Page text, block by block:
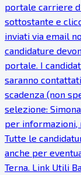
portale carriere
sottostante e
inviati via email
candidature
portale. I
saranno
scadenza (non
selezione:
per informazioni,
Tutte le
anche per
Terna. Link Utili